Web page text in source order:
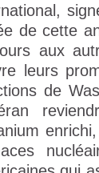
de cette
aux
leurs
de